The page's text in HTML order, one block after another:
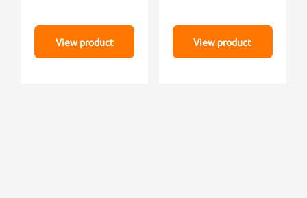
View product View product